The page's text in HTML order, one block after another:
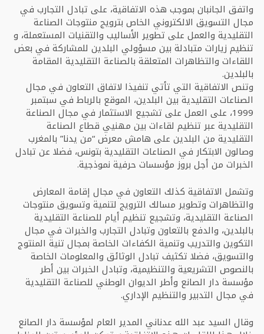
واتفق الجانبان بموجب هذه الاتفاقية، على تبادل التجارب في
مجال التسويق الالكتروني الخاص بترويج منتوجات الصناعة
التقليدية والعمل على تطوير الأساليب والتقنيات المستعملة، و
تنظيم زيارات متبادلة بين مسؤولي البلدين للمشاركة في بعض
اللقاءات والتظاهرات المتعلقة بالصناعة التقليدية المقامة
بالبلدين.
وتنص الاتفاقية التي تأتي تنفيذا لاتفاق التعاون في مجال
الصناعات التقليدية بين البلدين، الموقع بالرباط في سبتمبر
1999، على العمل على تشجيع الاستثمار في مجال الصناعة
التقليدية عبر تنظيم لقاءات بين مهنيي قطاع الصناعة
التقليدية من البلدين على هامش معرض “من يدنا” بالمغرب
وصالون الابتكار في الصناعات التقليدية بتونس، فضلا عن تبادل
الخبرات من أجل بروز مؤسسات حرفية نموذجية.
وتشمل الاتفاقية كذلك التعاون في مجال إقامة المعارض
والتظاهرات وتطوير مسالك الترويج لتنمية وتسويق منتوجات
الصناعة التقليدية، وتشجيع تنظيم أيام للصناعة التقليدية
بالبلدين، والدفع بالتعاون وتبادل التجارب والخبرات في مجال
التكوين والتدريب وتنمية الكفاءات الخاصة بمجال تنية المنتوج
والتسويق، فضلا تكثيف تبادل الوثائق والمعلومات الخاصة
بالنصوص التشريعية والتنظيمية، وتبادل الخبرات بين أطر
مؤسسة دار الصانع وأطر الديوان الوطني للصناعة التقليدية
في مجال التدبير والتنظيم الإداري.
وقال السيد عبد الله عدناني المدير العام لمؤسسة دار الصانع